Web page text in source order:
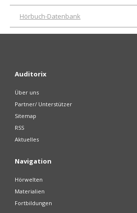
Hörbuch-Datenbank
Auditorix
Über uns
Partner/ Unterstützer
Sitemap
RSS
Aktuelles
Navigation
Hörwelten
Materialien
Fortbildungen